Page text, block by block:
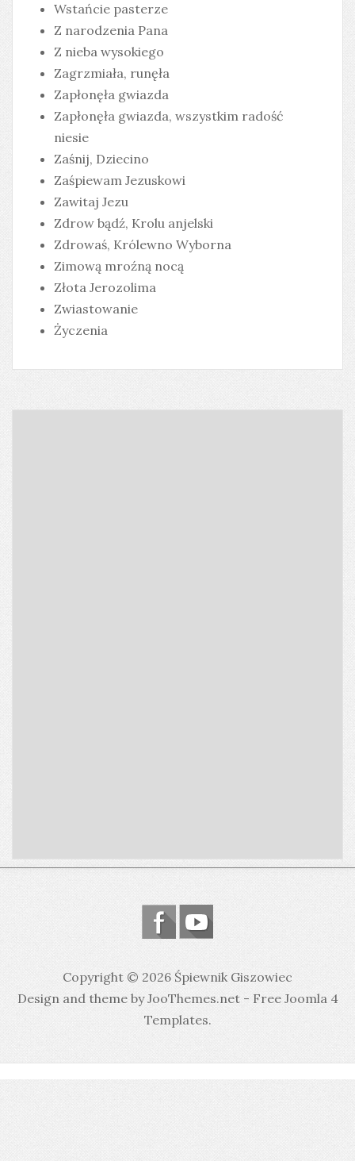
Wstańcie pasterze
Z narodzenia Pana
Z nieba wysokiego
Zagrzmiała, runęła
Zapłonęła gwiazda
Zapłonęła gwiazda, wszystkim radość
niesie
Zaśnij, Dziecino
Zaśpiewam Jezuskowi
Zawitaj Jezu
Zdrow bądź, Krolu anjelski
Zdrowaś, Królewno Wyborna
Zimową mroźną nocą
Złota Jerozolima
Zwiastowanie
Życzenia
Copyright © 2026 Śpiewnik Giszowiec
Design and theme by JooThemes.net - Free Joomla 4
Templates.